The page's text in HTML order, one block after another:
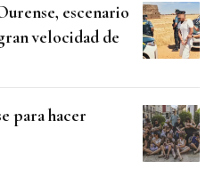
escenario
velocidad de
para hacer